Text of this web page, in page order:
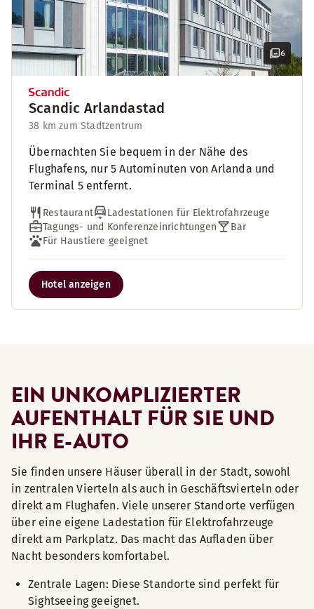
6
Scandic Arlandastad
38 km zum Stadtzentrum
Übernachten Sie bequem in der Nähe des
Flughafens, nur 5 Autominuten von Arlanda und
Terminal 5 entfernt.
Restaurant
Ladestationen für Elektrofahrzeuge
Tagungs- und Konferenzeinrichtungen
Bar
Für Haustiere geeignet
Hotel anzeigen
EIN UNKOMPLIZIERTER
AUFENTHALT FÜR SIE UND
IHR E-AUTO
Sie finden unsere Häuser überall in der Stadt, sowohl
in zentralen Vierteln als auch in Geschäftsvierteln oder
direkt am Flughafen. Viele unserer Standorte verfügen
über eine eigene Ladestation für Elektrofahrzeuge
direkt am Parkplatz. Das macht das Aufladen über
Nacht besonders komfortabel.
Zentrale Lagen: Diese Standorte sind perfekt für
Sightseeing geeignet.